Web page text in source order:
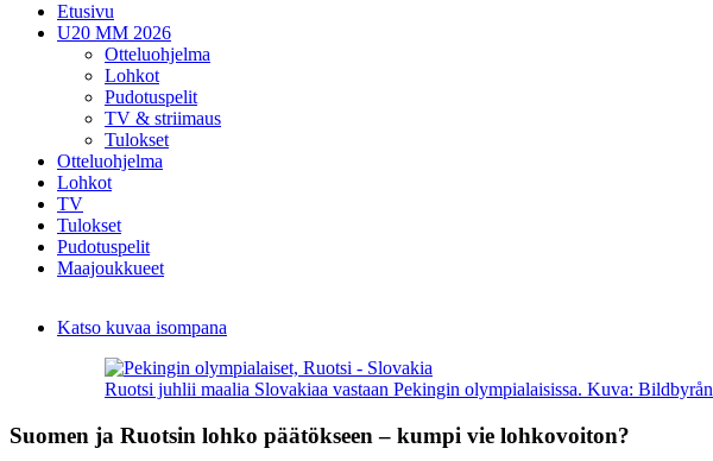
Etusivu
U20 MM 2026
Otteluohjelma
Lohkot
Pudotuspelit
TV & striimaus
Tulokset
Otteluohjelma
Lohkot
TV
Tulokset
Pudotuspelit
Maajoukkueet
Katso kuvaa isompana
Ruotsi juhlii maalia Slovakiaa vastaan Pekingin olympialaisissa. Kuva: Bildbyrån
Suomen ja Ruotsin lohko päätökseen – kumpi vie lohkovoiton?